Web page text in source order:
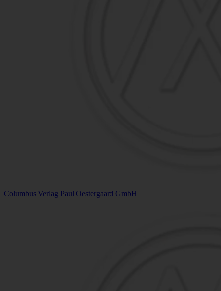
Columbus Verlag Paul Oestergaard GmbH